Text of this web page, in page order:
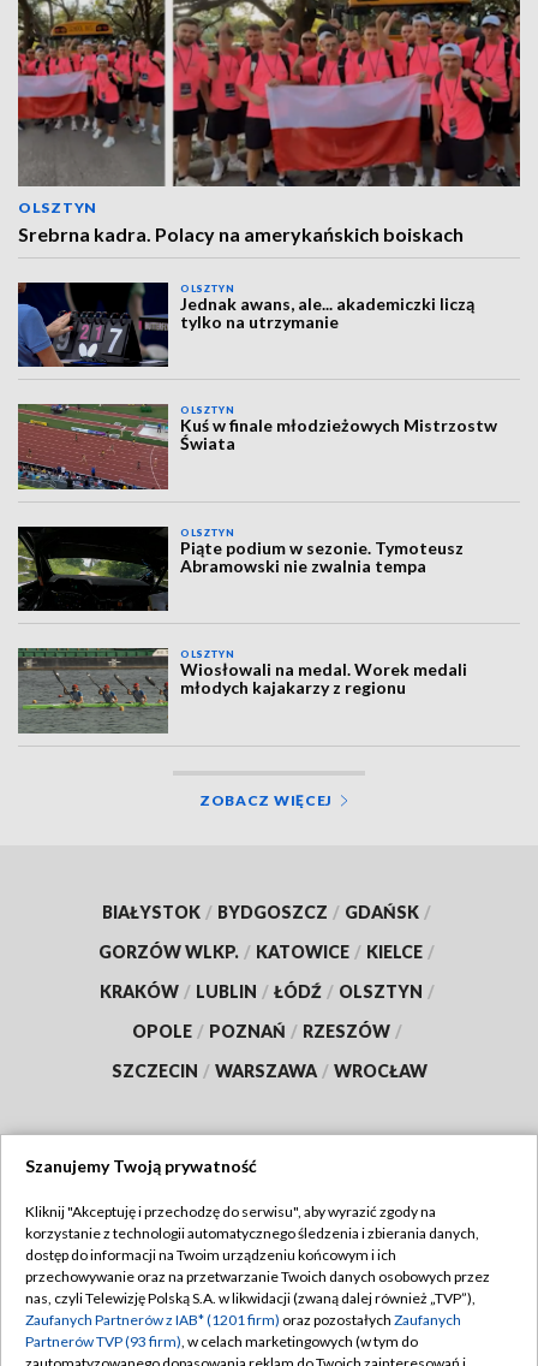
OLSZTYN
Srebrna kadra. Polacy na amerykańskich boiskach
OLSZTYN
Jednak awans, ale... akademiczki liczą
tylko na utrzymanie
OLSZTYN
Kuś w finale młodzieżowych Mistrzostw
Świata
OLSZTYN
Piąte podium w sezonie. Tymoteusz
Abramowski nie zwalnia tempa
OLSZTYN
Wiosłowali na medal. Worek medali
młodych kajakarzy z regionu
ZOBACZ WIĘCEJ
BIAŁYSTOK / BYDGOSZCZ / GDAŃSK /
GORZÓW WLKP. / KATOWICE / KIELCE /
KRAKÓW / LUBLIN / ŁÓDŹ / OLSZTYN /
OPOLE / POZNAŃ / RZESZÓW /
SZCZECIN / WARSZAWA / WROCŁAW
TVP
Abonament TVP
Emisja w TVP
Centrum informacji TVP
Regulamin TVP
Polityka prywatności
Moje zgody
Szanujemy Twoją prywatność
Kliknij "Akceptuję i przechodzę do serwisu", aby wyrazić zgody na
korzystanie z technologii automatycznego śledzenia i zbierania danych,
dostęp do informacji na Twoim urządzeniu końcowym i ich
przechowywanie oraz na przetwarzanie Twoich danych osobowych przez
nas, czyli Telewizję Polską S.A. w likwidacji (zwaną dalej również „TVP”),
Zaufanych Partnerów z IAB* (1201 firm) oraz pozostałych Zaufanych
Partnerów TVP (93 firm), w celach marketingowych (w tym do